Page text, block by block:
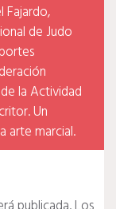
Fajardo,
de Judo
la Actividad
Un
arte marcial.